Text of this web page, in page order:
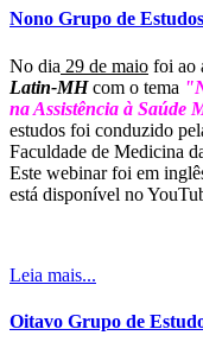
Nono Grupo de
No dia 29 de maio foi ao
Latin-MHcom o tema
na Assistência à Saúde
estudos foi conduzido
Faculdade de Medicina
Este webinar foi em
está disponível no
Leia mais...
Oitavo Grupo de